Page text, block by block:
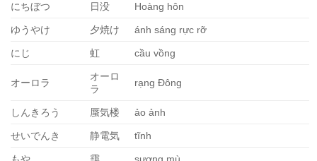
にちぼつ 日没 Hoàng hôn
ゆうやけ 夕焼け ánh sáng rực rỡ
にじ 虹 cầu vồng
オーロラ
オーロ
ラ
rạng Đông
しんきろう 蜃気楼 ảo ảnh
せいでんき 静電気 tĩnh
もや 靄 sương mù